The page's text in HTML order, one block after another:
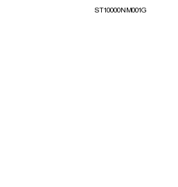
ST10000NM001G